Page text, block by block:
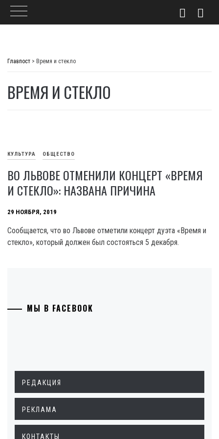
Главпост > Время и стекло
ВРЕМЯ И СТЕКЛО
КУЛЬТУРА ОБЩЕСТВО
ВО ЛЬВОВЕ ОТМЕНИЛИ КОНЦЕРТ «ВРЕМЯ
И СТЕКЛО»: НАЗВАНА ПРИЧИНА
29 НОЯБРЯ, 2019
Сообщается, что во Львове отметили концерт дуэта «Время и
стекло», который должен был состояться 5 декабря.
МЫ В FACEBOOK
РЕДАКЦИЯ
РЕКЛАМА
КОНТАКТЫ